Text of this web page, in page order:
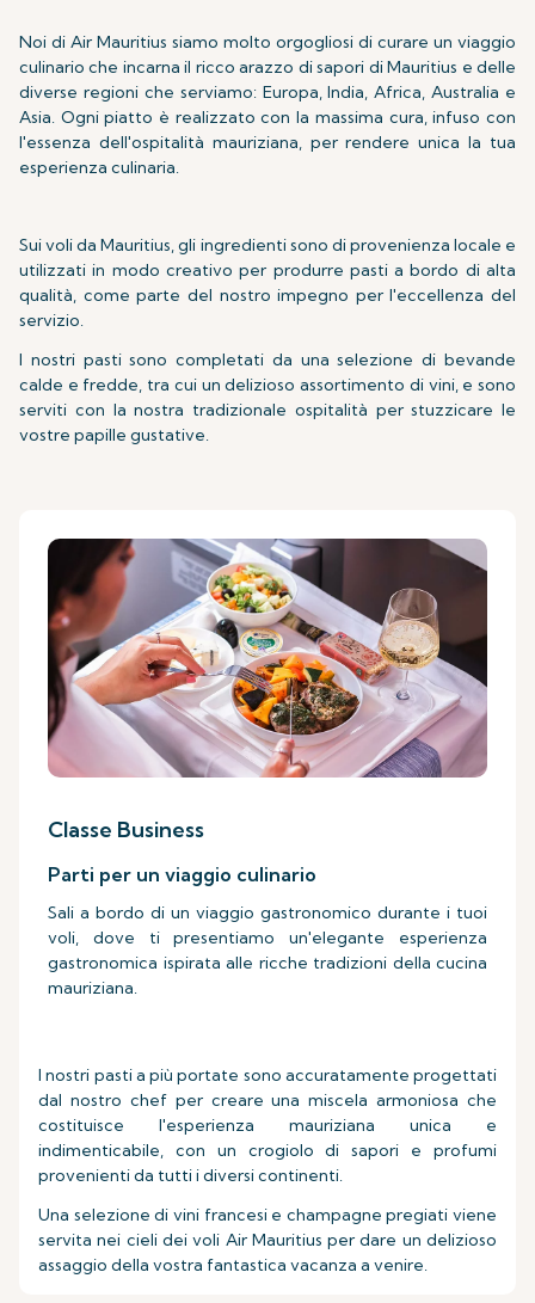
Noi di Air Mauritius siamo molto orgogliosi di curare un viaggio
culinario che incarna il ricco arazzo di sapori di Mauritius e delle
diverse regioni che serviamo: Europa, India, Africa, Australia e
Asia. Ogni piatto è realizzato con la massima cura, infuso con
l'essenza dell'ospitalità mauriziana, per rendere unica la tua
esperienza culinaria.
Sui voli da Mauritius, gli ingredienti sono di provenienza locale e
utilizzati in modo creativo per produrre pasti a bordo di alta
qualità, come parte del nostro impegno per l'eccellenza del
servizio.
I nostri pasti sono completati da una selezione di bevande
calde e fredde, tra cui un delizioso assortimento di vini, e sono
serviti con la nostra tradizionale ospitalità per stuzzicare le
vostre papille gustative.
Classe Business
Parti per un viaggio culinario
Sali a bordo di un viaggio gastronomico durante i tuoi
voli, dove ti presentiamo un'elegante esperienza
gastronomica ispirata alle ricche tradizioni della cucina
mauriziana.
I nostri pasti a più portate sono accuratamente progettati
dal nostro chef per creare una miscela armoniosa che
costituisce l'esperienza mauriziana unica e
indimenticabile, con un crogiolo di sapori e profumi
provenienti da tutti i diversi continenti.
Una selezione di vini francesi e champagne pregiati viene
servita nei cieli dei voli Air Mauritius per dare un delizioso
assaggio della vostra fantastica vacanza a venire.